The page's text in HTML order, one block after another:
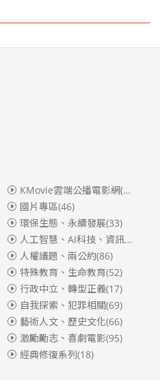
KMovie雲端公播電影網(迪士尼、福斯、索尼)
(186)
國片專區(46)
環保生態、永續發展(33)
人工智慧、AI科技、資訊安全
人權議題、兩公約(86)
特殊教育、生命教育(52)
行政中立、轉型正義(17)
自我探索、犯罪相關(69)
藝術人文、歷史文化(66)
激勵勵志、喜劇電影(95)
經典修復系列(18)